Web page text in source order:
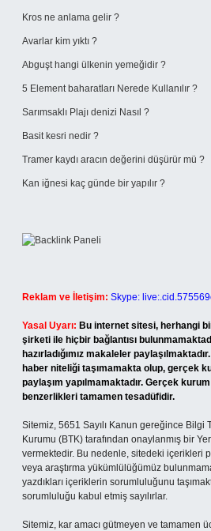
Kros ne anlama gelir ?
Avarlar kim yıktı ?
Abguşt hangi ülkenin yemeğidir ?
5 Element baharatları Nerede Kullanılır ?
Sarımsaklı Plajı denizi Nasıl ?
Basit kesri nedir ?
Tramer kaydı aracın değerini düşürür mü ?
Kan iğnesi kaç günde bir yapılır ?
Reklam ve İletişim: Skype:
Yasal Uyarı: Bu internet sitesi, herhangi
şirketi ile hiçbir bağlantısı
hazırladığımız makaleler
haber niteliği taşımamakta olup, gerçek
paylaşım yapılmamaktadır. Gerçek
benzerlikleri tamamen tesadüfidir.
Sitemiz, 5651 Sayılı Kanun gereğince Bilgi
Kurumu (BTK) tarafından onaylanmış bir
vermektedir. Bu nedenle, sitedeki içerikleri
veya araştırma yükümlülüğümüz
yazdıkları içeriklerin sorumluluğunu
sorumluluğu kabul etmiş sayılırlar.
Sitemiz, kar amacı gütmeyen ve tamamen